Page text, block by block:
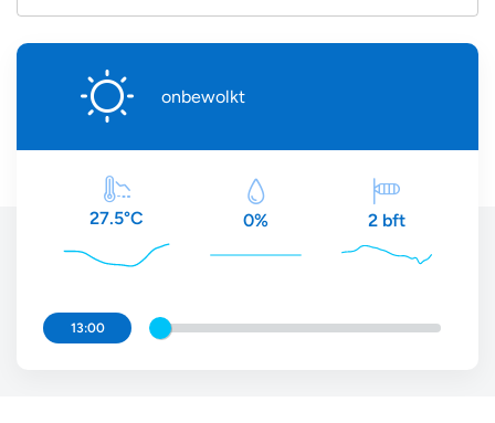
onbewolkt
27.5°C 0% 2 bft
13:00